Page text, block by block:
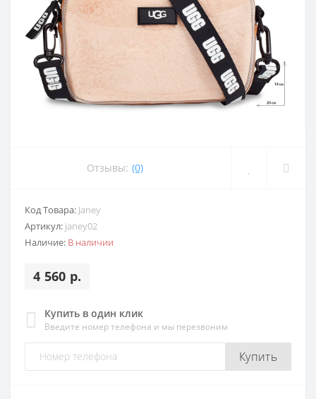
Отзывы: (0)
Код Товара: Janey
Артикул: janey02
Наличие: В наличии
4 560 р.
Купить в один клик
Введите номер телефона и мы перезвоним
Купить